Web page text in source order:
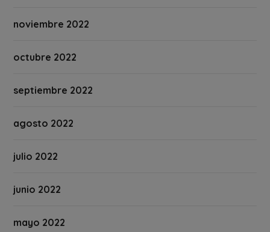
noviembre 2022
octubre 2022
septiembre 2022
agosto 2022
julio 2022
junio 2022
mayo 2022